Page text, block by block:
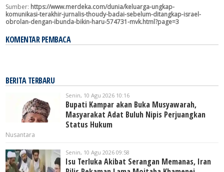
Sumber: https://www.merdeka.com/dunia/keluarga-ungkap-
komunikasi-terakhir-jurnalis-thoudy-badai-sebelum-ditangkap-israel-
obrolan-dengan-ibunda-bikin-haru-574731-mvk.html?page=3
KOMENTAR PEMBACA
BERITA TERBARU
Senin, 10 Agu 2026 10:16
Bupati Kampar akan Buka Musyawarah,
Masyarakat Adat Buluh Nipis Perjuangkan
Status Hukum
Nusantara
Senin, 10 Agu 2026 09:58
Isu Terluka Akibat Serangan Memanas, Iran